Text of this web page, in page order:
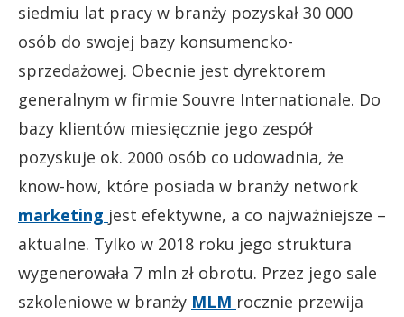
siedmiu lat pracy w branży pozyskał 30 000
osób do swojej bazy konsumencko-
sprzedażowej. Obecnie jest dyrektorem
generalnym w firmie Souvre Internationale. Do
bazy klientów miesięcznie jego zespół
pozyskuje ok. 2000 osób co udowadnia, że
know-how, które posiada w branży network
marketing jest efektywne, a co najważniejsze –
aktualne. Tylko w 2018 roku jego struktura
wygenerowała 7 mln zł obrotu. Przez jego sale
szkoleniowe w branży MLM rocznie przewija